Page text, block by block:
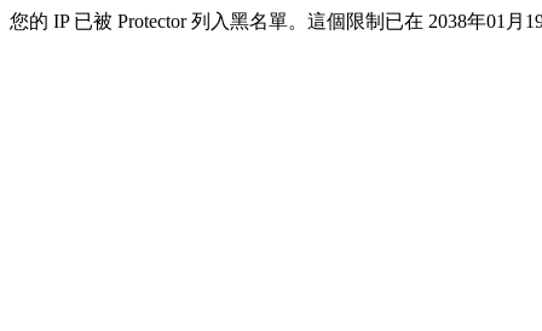
您的 IP 已被 Protector 列入黑名單。這個限制已在 2038年01月